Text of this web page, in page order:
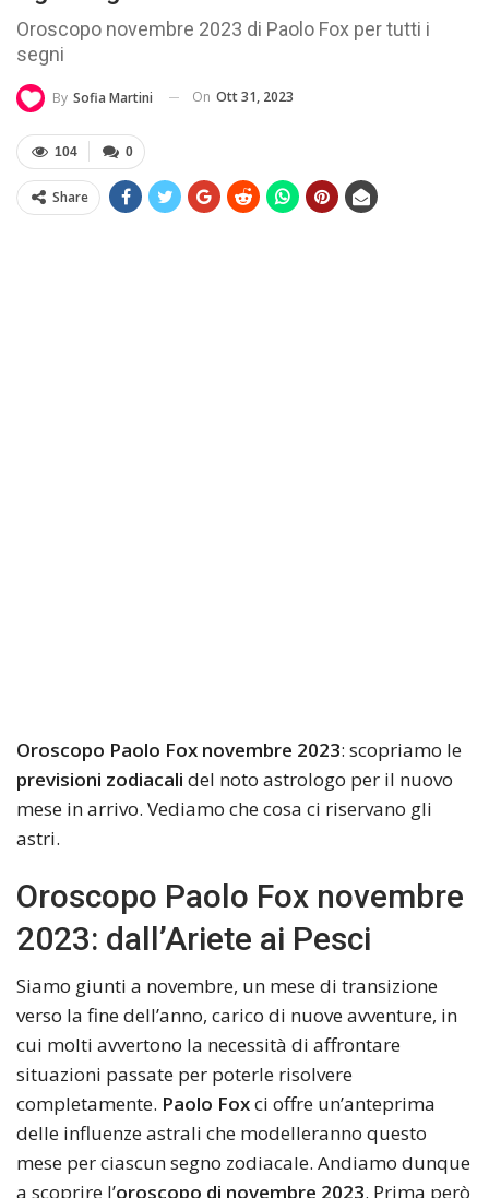
Oroscopo novembre 2023 di Paolo Fox per tutti i
segni
By Sofia Martini On Ott 31, 2023
0
104
Share
Oroscopo Paolo Fox novembre 2023: scopriamo le
previsioni zodiacali del noto astrologo per il nuovo
mese in arrivo. Vediamo che cosa ci riservano gli
astri.
Oroscopo Paolo Fox novembre
2023: dall’Ariete ai Pesci
Siamo giunti a novembre, un mese di transizione
verso la fine dell’anno, carico di nuove avventure, in
cui molti avvertono la necessità di affrontare
situazioni passate per poterle risolvere
completamente. Paolo Foxci offre un’anteprima
delle influenze astrali che modelleranno questo
mese per ciascun segno zodiacale. Andiamo dunque
a scoprire l’oroscopo di novembre 2023. Prima però